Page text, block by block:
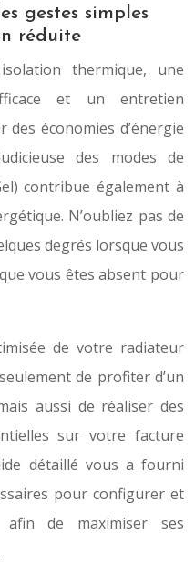
gestes simples
réduite
thermique, une
et un entretien
économies d’énergie
des modes de
contribue également à
N’oubliez pas de
degrés lorsque vous
vous êtes absent pour
de votre radiateur
de profiter d’un
aussi de réaliser des
sur votre facture
détaillé vous a fourni
pour configurer et
de maximiser ses